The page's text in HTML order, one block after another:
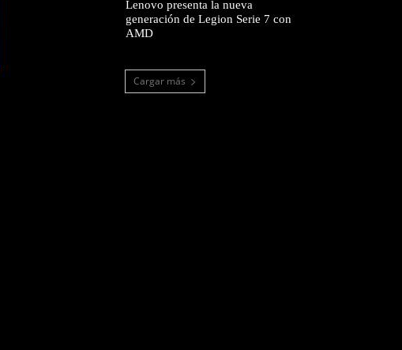
Lenovo presenta la nueva
generación de Legion Serie 7 con
AMD
Cargar más